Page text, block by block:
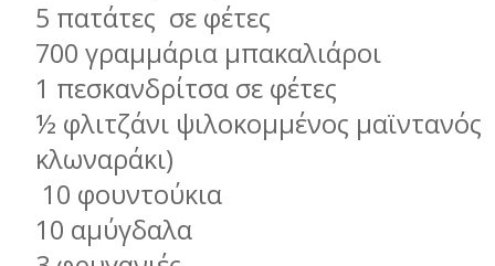
5 πατάτες σε φέτες
700 γραμμάρια μπακαλιάροι
1 πεσκανδρίτσα σε φέτες
½ φλιτζάνι ψιλοκομμένος μαϊντανός
κλωναράκι)
10 φουντούκια
10 αμύγδαλα